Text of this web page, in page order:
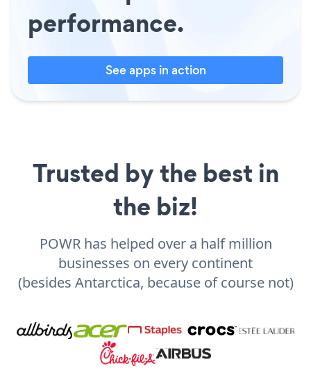
performance.
See apps in action
Trusted by the best in
the biz!
POWR has helped over a half million
businesses on every continent
(besides Antarctica, because of course not)